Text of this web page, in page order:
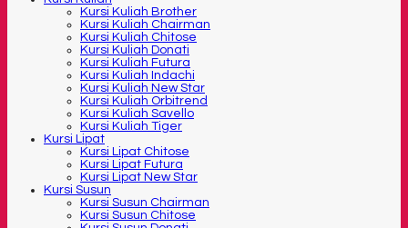
Kursi Kuliah Brother
Kursi Kuliah Chairman
Kursi Kuliah Chitose
Kursi Kuliah Donati
Kursi Kuliah Futura
Kursi Kuliah Indachi
Kursi Kuliah New Star
Kursi Kuliah Orbitrend
Kursi Kuliah Savello
Kursi Kuliah Tiger
Kursi Lipat
Kursi Lipat Chitose
Kursi Lipat Futura
Kursi Lipat New Star
Kursi Susun
Kursi Susun Chairman
Kursi Susun Chitose